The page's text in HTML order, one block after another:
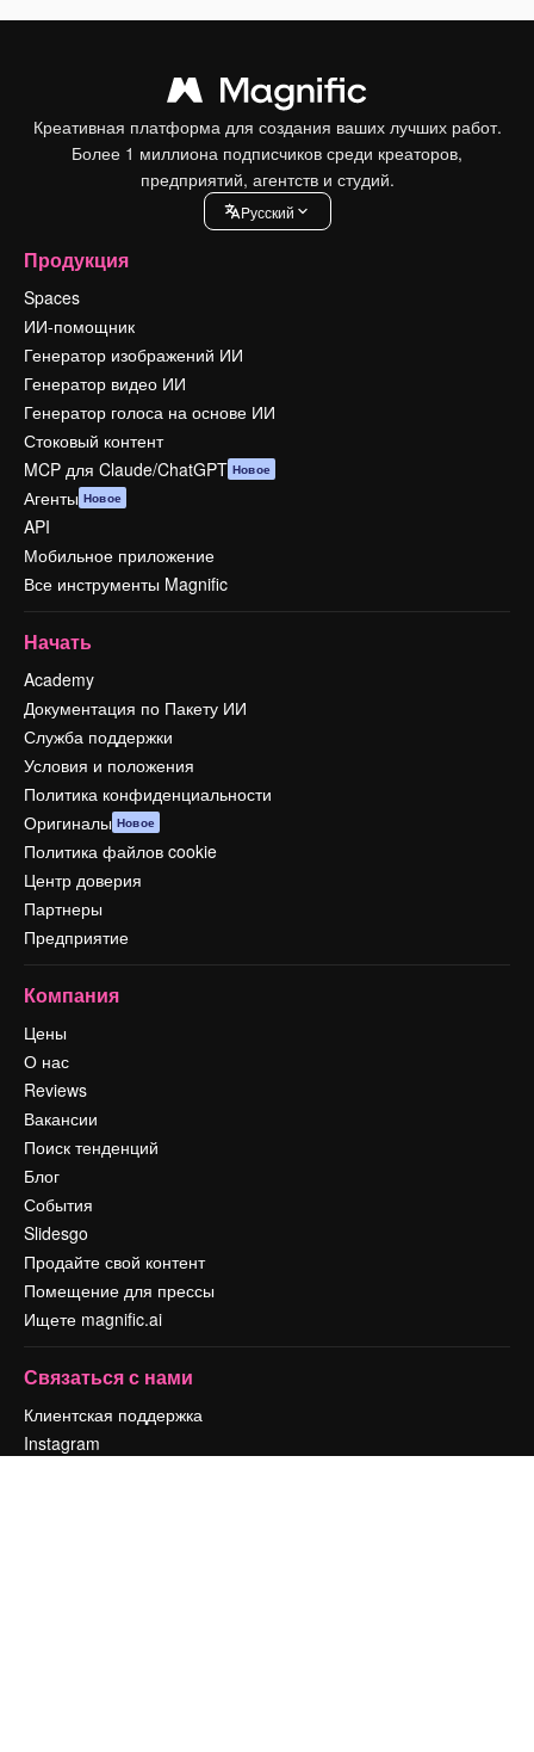
Креативная платформа для создания ваших лучших работ.
Более 1 миллиона подписчиков среди креаторов,
предприятий, агентств и студий.
Pусский
Продукция
Spaces
ИИ-помощник
Генератор изображений ИИ
Генератор видео ИИ
Генератор голоса на основе ИИ
Стоковый контент
MCP для Claude/ChatGPT Новое
Агенты Новое
API
Мобильное приложение
Все инструменты Magnific
Начать
Academy
Документация по Пакету ИИ
Служба поддержки
Условия и положения
Политика конфиденциальности
Оригиналы Новое
Политика файлов cookie
Центр доверия
Партнеры
Предприятие
Компания
Цены
О нас
Reviews
Вакансии
Поиск тенденций
Блог
События
Slidesgo
Продайте свой контент
Помещение для прессы
Ищете magnific.ai
Связаться с нами
Клиентская поддержка
Instagram